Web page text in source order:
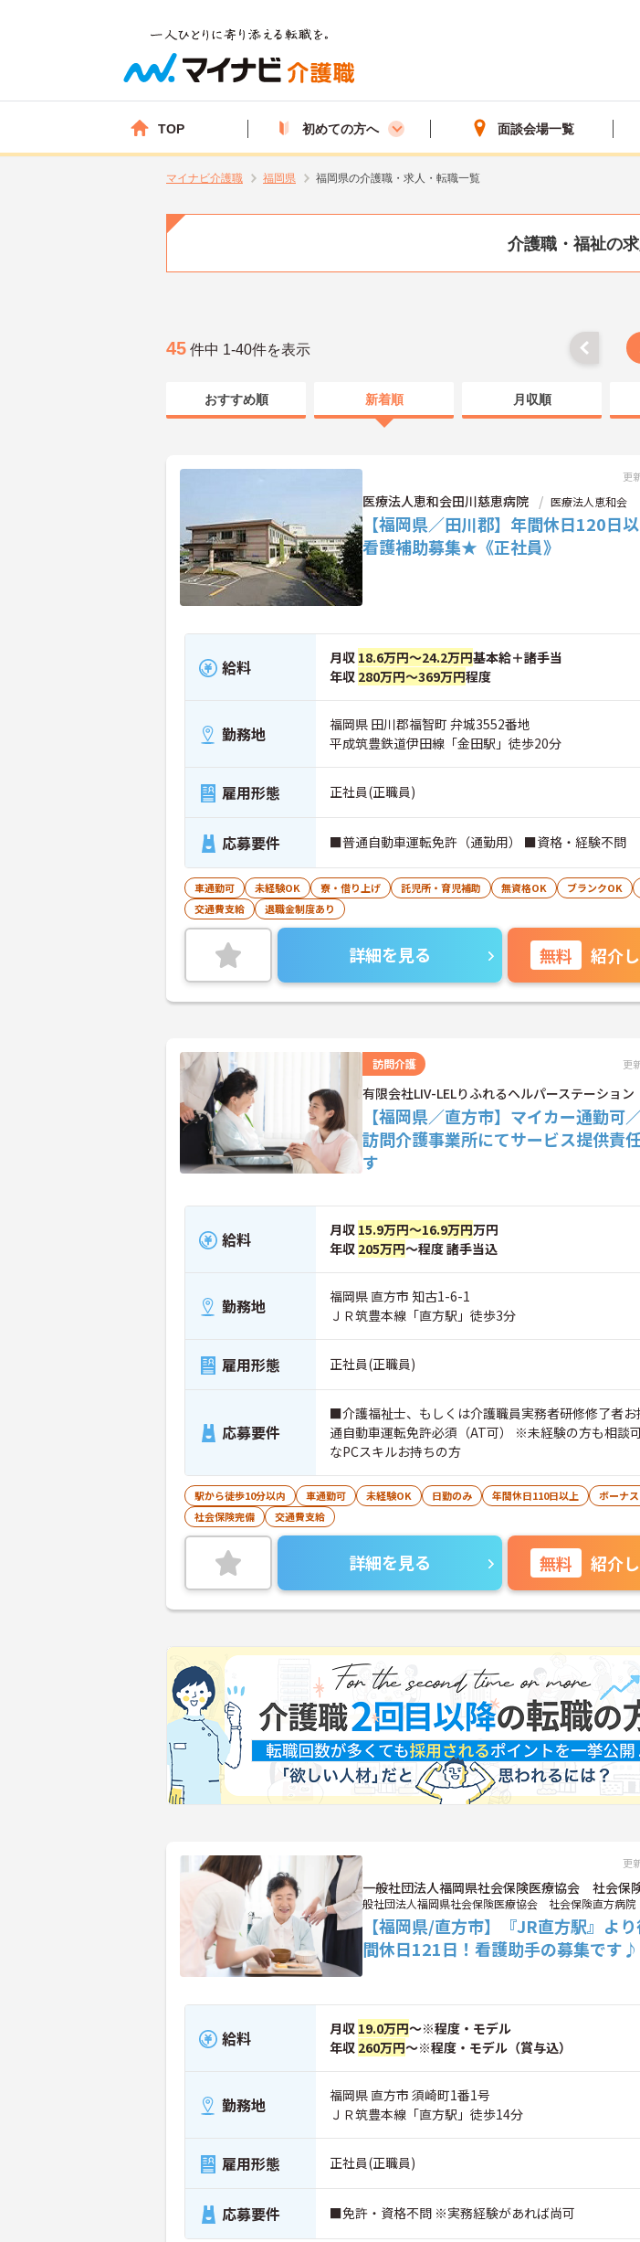
TOP 初めての方へ 面談会場一覧
マイナビ介護職 福岡県 福岡県の介護職・求人・転職一覧
介護職・福祉の
45 件中 1-40件を表示
おすすめ順 新着順 月収順
更
医療法人恵和会田川慈恵病院 医療法人恵和会
【福岡県／田川郡】年間休日120日
看護補助募集★《正社員》
給料 月収 18.6万円～24.2万円基本給＋諸手当
年収 280万円～369万円程度
勤務地
福岡県 田川郡福智町 弁城3552番地
平成筑豊鉄道伊田線「金田駅」徒歩20分
雇用形態 正社員(正職員)
応募要件 ■普通自動車運転免許（通勤用） ■資格・経験不問
車通勤可 未経験OK 寮・借り上げ 託児所・育児補助 無資格OK ブランクOK
交通費支給
退職金制度あり
詳細を見る 無料 紹介
訪問介護 更
有限会社LIV-LELりふれるヘルパーステーション
【福岡県／直方市】マイカー通勤可
訪問介護事業所にてサービス提供責
す
給料 月収 15.9万円～16.9万円万円
年収 205万円～程度 諸手当込
勤務地
福岡県 直方市 知古1-6-1
ＪＲ筑豊本線「直方駅」徒歩3分
雇用形態 正社員(正職員)
応募要件
■介護福祉士、もしくは介護職員実務者研修修了者
通自動車運転免許必須（AT可） ※未経験の方も相談
なPCスキルお持ちの方
駅から徒歩10分以内 車通勤可 未経験OK 日勤のみ 年間休日110日以上
ボーナ
社会保険完備
交通費支給
詳細を見る 無料 紹介
更
一般社団法人福岡県社会保険医療協会 社会保
般社団法人福岡県社会保険医療協会 社会保険直方病院
【福岡県/直方市】『JR直方駅』よ
間休日121日！看護助手の募集です♪
給料 月収 19.0万円～※程度・モデル
年収 260万円～※程度・モデル（賞与込）
勤務地
福岡県 直方市 須崎町1番1号
ＪＲ筑豊本線「直方駅」徒歩14分
雇用形態 正社員(正職員)
応募要件 ■免許・資格不問 ※実務経験があれば尚可